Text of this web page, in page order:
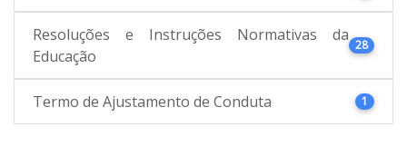
Resoluções e Instruções Normativas da
Educação
28
Termo de Ajustamento de Conduta 1